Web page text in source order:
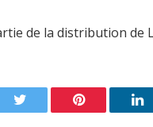
de la distribution de
Twitter Pinterest